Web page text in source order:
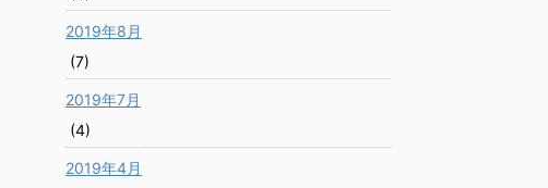
2019年8月
(7)
2019年7月
(4)
2019年4月